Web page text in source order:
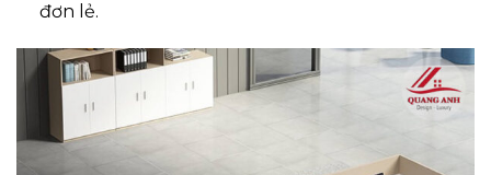
đơn lẻ.